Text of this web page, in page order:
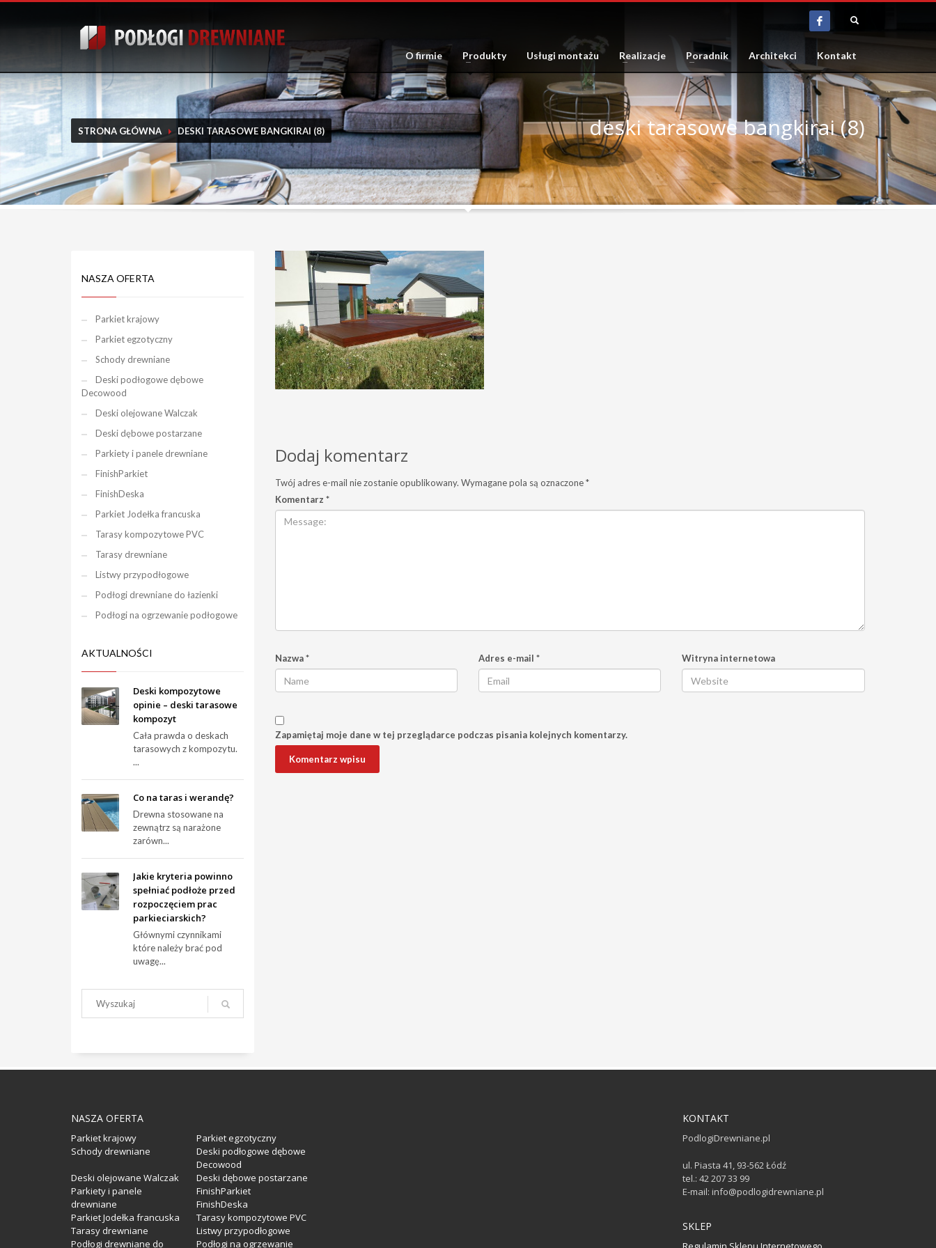
O firmie Produkty Usługi montażu Realizacje Poradnik Architekci Kontakt
STRONA GŁÓWNA DESKI TARASOWE BANGKIRAI (8) deski tarasowe bangkirai (8)
Dodaj komentarz
Twój adres e-mail nie zostanie opublikowany. Wymagane pola są oznaczone*
Komentarz *
Nazwa* Adres e-mail * Witryna internetowa
Zapamiętaj moje dane w tej przeglądarce podczas pisania kolejnych komentarzy.
NASZA OFERTA
Parkiet krajowy
Parkiet egzotyczny
Schody drewniane
Deski podłogowe dębowe
Decowood
Deski olejowane Walczak
Deski dębowe postarzane
Parkiety i panele drewniane
FinishParkiet
FinishDeska
Parkiet Jodełka francuska
Tarasy kompozytowe PVC
Tarasy drewniane
Listwy przypodłogowe
Podłogi drewniane do łazienki
Podłogi na ogrzewanie podłogowe
AKTUALNOŚCI
Deski kompozytowe
opinie – deski tarasowe
kompozyt
Cała prawda o deskach
tarasowych z kompozytu.
...
Co na taras i werandę?
Drewna stosowane na
zewnątrz są narażone
zarówn...
Jakie kryteria powinno
spełniać podłoże przed
rozpoczęciem prac
parkieciarskich?
Głównymi czynnikami
które należy brać pod
uwagę...
NASZA OFERTA
Parkiet krajowy
Parkiet egzotyczny
Schody drewniane
Deski podłogowe dębowe
Decowood
Deski olejowane Walczak
Deski dębowe postarzane
Parkiety i panele
drewniane
FinishParkiet
FinishDeska
Parkiet Jodełka francuska
Tarasy kompozytowe PVC
Tarasy drewniane
Listwy przypodłogowe
Podłogi drewniane do
Podłogi na ogrzewanie
KONTAKT
PodlogiDrewniane.pl
ul. Piasta 41, 93-562 Łódź
tel.: 42 207 33 99
E-mail: info@podlogidrewniane.pl
SKLEP